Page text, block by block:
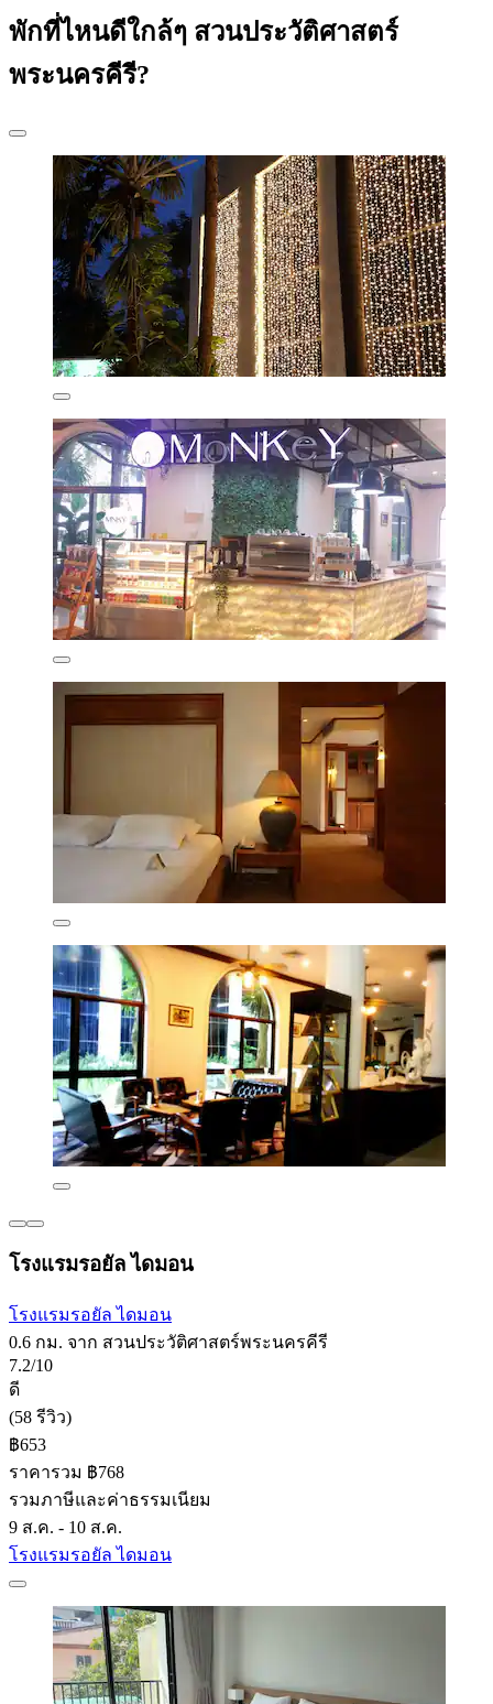
พักที่ไหนดีใกล้ๆ สวนประวัติศาสตร์
พระนครคีรี?
โรงแรมรอยัล ไดมอน
โรงแรมรอยัล ไดมอน
0.6 กม. จาก สวนประวัติศาสตร์พระนครคีรี
7.2/10
ดี
(58 รีวิว)
฿653
ราคารวม ฿768
รวมภาษีและค่าธรรมเนียม
9 ส.ค. - 10 ส.ค.
โรงแรมรอยัล ไดมอน